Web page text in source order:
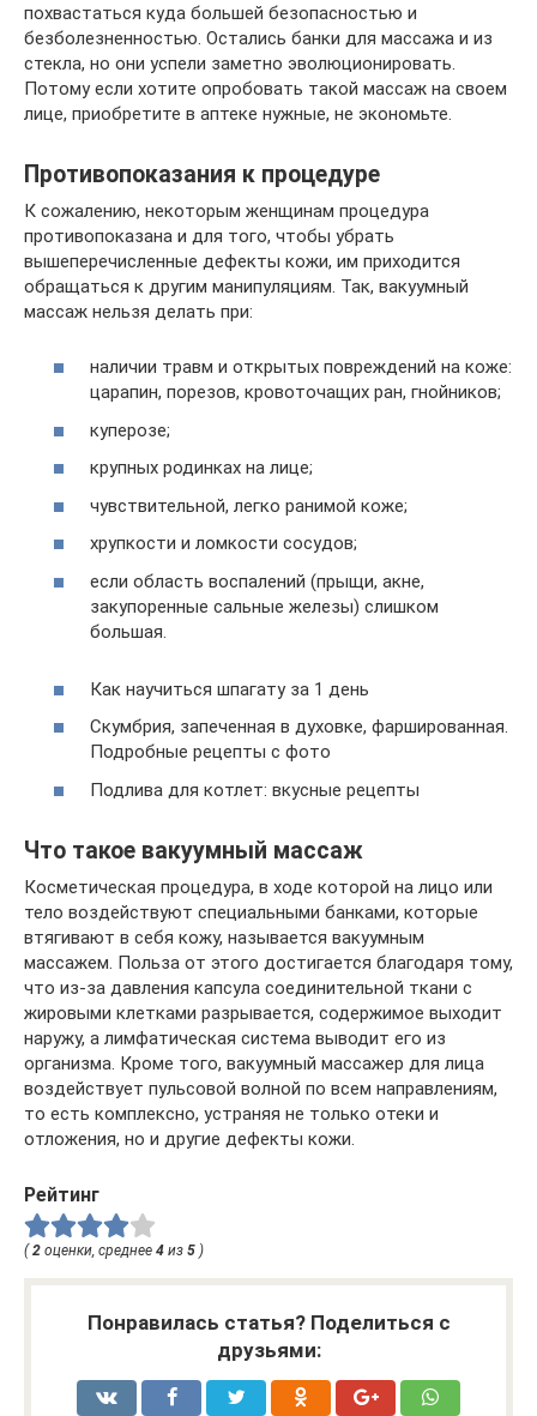
похвастаться куда большей безопасностью и
безболезненностью. Остались банки для массажа и из
стекла, но они успели заметно эволюционировать.
Потому если хотите опробовать такой массаж на своем
лице, приобретите в аптеке нужные, не экономьте.
Противопоказания к процедуре
К сожалению, некоторым женщинам процедура
противопоказана и для того, чтобы убрать
вышеперечисленные дефекты кожи, им приходится
обращаться к другим манипуляциям. Так, вакуумный
массаж нельзя делать при:
наличии травм и открытых повреждений на коже:
царапин, порезов, кровоточащих ран, гнойников;
куперозе;
крупных родинках на лице;
чувствительной, легко ранимой коже;
хрупкости и ломкости сосудов;
если область воспалений (прыщи, акне,
закупоренные сальные железы) слишком
большая.
Как научиться шпагату за 1 день
Скумбрия, запеченная в духовке, фаршированная.
Подробные рецепты с фото
Подлива для котлет: вкусные рецепты
Что такое вакуумный массаж
Косметическая процедура, в ходе которой на лицо или
тело воздействуют специальными банками, которые
втягивают в себя кожу, называется вакуумным
массажем. Польза от этого достигается благодаря тому,
что из-за давления капсула соединительной ткани с
жировыми клетками разрывается, содержимое выходит
наружу, а лимфатическая система выводит его из
организма. Кроме того, вакуумный массажер для лица
воздействует пульсовой волной по всем направлениям,
то есть комплексно, устраняя не только отеки и
отложения, но и другие дефекты кожи.
Рейтинг
( 2 оценки, среднее 4 из 5 )
Понравилась статья? Поделиться с
друзьями: